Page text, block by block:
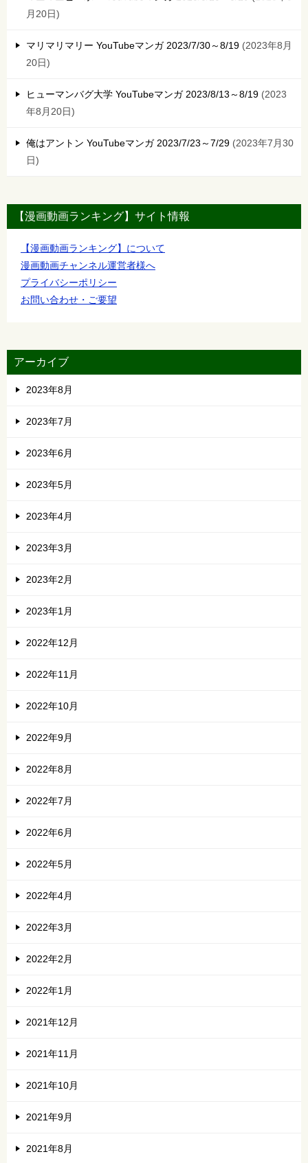
月20日
マリマリマリー YouTubeマンガ 2023/7/30～8/19 2023年8月
20日
ヒューマンバグ大学 YouTubeマンガ 2023/8/13～8/19 2023
年8月20日
俺はアントン YouTubeマンガ 2023/7/23～7/29 2023年7月30
日
【漫画動画ランキング】サイト情報
【漫画動画ランキング】について
漫画動画チャンネル運営者様へ
プライバシーポリシー
お問い合わせ・ご要望
アーカイブ
2023年8月
2023年7月
2023年6月
2023年5月
2023年4月
2023年3月
2023年2月
2023年1月
2022年12月
2022年11月
2022年10月
2022年9月
2022年8月
2022年7月
2022年6月
2022年5月
2022年4月
2022年3月
2022年2月
2022年1月
2021年12月
2021年11月
2021年10月
2021年9月
2021年8月